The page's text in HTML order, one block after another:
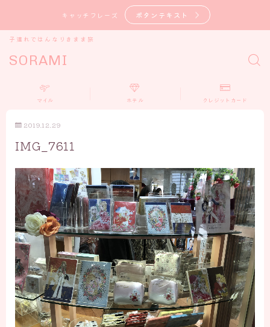
キャッチフレーズ ボタンテキスト
SORAMI
子連れではんなりきまま旅
マイル ホテル クレジットカード
2019.12.29
IMG_7611